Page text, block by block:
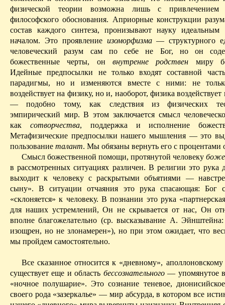
физической теории возможна лишь с привлечением
философского обоснования. Априорные конструкции
состав каждого синтеза, пронизывают науку идеальным
началом. Это проявление изоморфизма— структурного
человеческий разум сам по себе не Бог, но он
божественные черты, он внутренне родствен миру
Идейные предпосылки не только входят составной
парадигмы, но и изменяются вместе с ними: не
воздействует на физику, но и, наоборот, физика
— подобно тому, как следствия из физических
эмпирический мир. В этом заключается смысл
как сотворчества, поддержка и исполнение
Метафизические предпосылки наше­го мышления — это
пользование талант. Мы обязаны вернуть его с процентами
Смысл божественной помощи, протянутой человеку
в рассмотренных ситуациях различен. В религии это рука
выходит к человеку с раскрытыми объятиями —
сыну». В ситуации отчаяния это рука спасающая: Бог
«склоняется» к человеку. В познании это рука
для наших устремлений, Он не скрывается от нас, Он
вполне благожелательно (ср. высказывание А. Эйн­штейна:
изощрен, но не злонамерен»), но при этом ожидает, что
мы пройдем самостоятельно.
Все сказанное относится к «дневному»,
существует еще и об­ласть бессознательного— упомянутое в
«ночное полушарие». Это сознание теневое,
своего рода «зазеркалье» — мир абсурда, в котором все